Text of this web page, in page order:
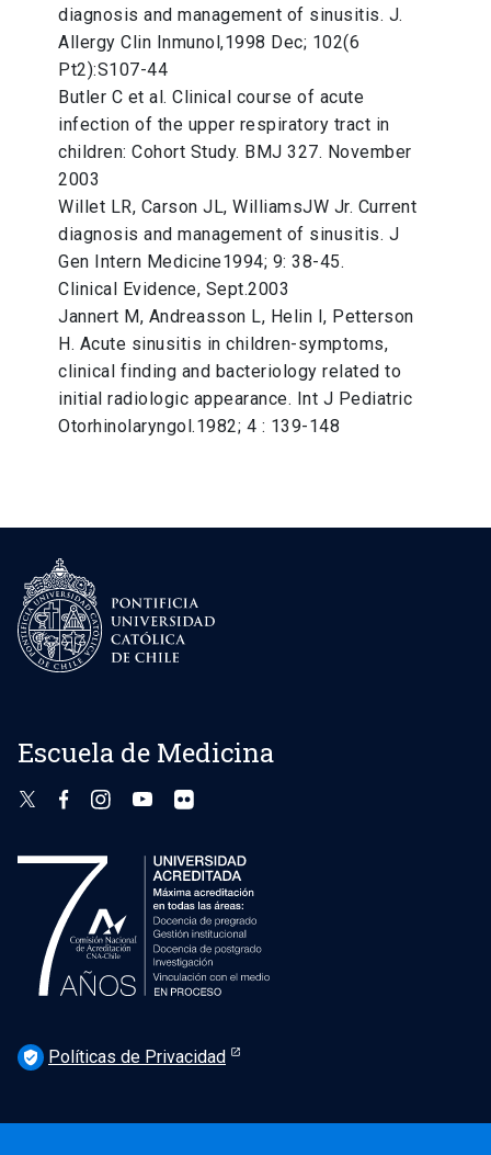
diagnosis and management of sinusitis. J.
Allergy Clin Inmunol,1998 Dec; 102(6
Pt2):S107-44
Butler C et al. Clinical course of acute
infection of the upper respiratory tract in
children: Cohort Study. BMJ 327. November
2003
Willet LR, Carson JL, WilliamsJW Jr. Current
diagnosis and management of sinusitis. J
Gen Intern Medicine1994; 9: 38-45.
Clinical Evidence, Sept.2003
Jannert M, Andreasson L, Helin I, Petterson
H. Acute sinusitis in children-symptoms,
clinical finding and bacteriology related to
initial radiologic appearance. Int J Pediatric
Otorhinolaryngol.1982; 4 : 139-148
Escuela de Medicina
verified_user Políticas de Privacidad